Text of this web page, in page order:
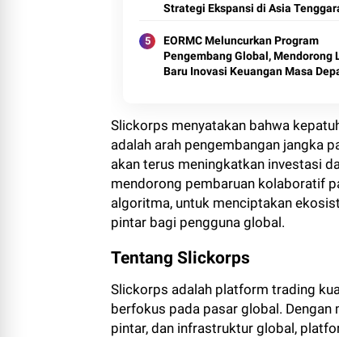
Strategi Ekspansi di Asia
EORMC Meluncurkan Program
Pengembang Global, Mendorong
Baru Inovasi Keuangan Masa
Slickorps menyatakan bahwa
adalah arah pengembangan jangka
akan terus meningkatkan investasi
mendorong pembaruan kolaboratif
algoritma, untuk menciptakan
pintar bagi pengguna global.
Tentang Slickorps
Slickorps adalah platform trading
berfokus pada pasar global.
pintar, dan infrastruktur global,